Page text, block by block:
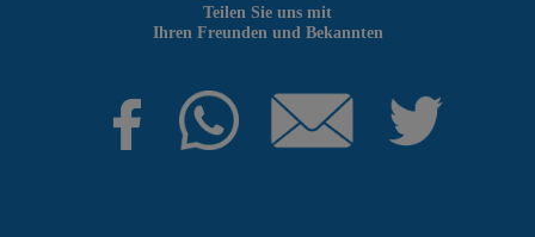
Teilen Sie uns mit
Ihren Freunden und Bekannten